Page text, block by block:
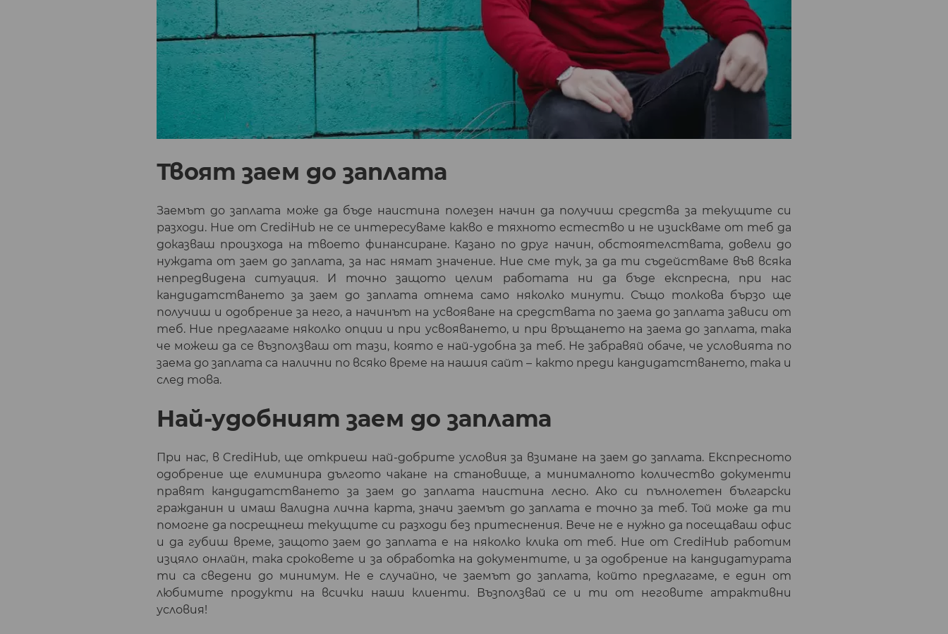
Твоят заем до заплата
Заемът до заплата може да бъде наистина полезен начин да получиш средства за текущите си
разходи. Ние от CrediHub не се интересуваме какво е тяхното естество и не изискваме от теб да
доказваш произхода на твоето финансиране. Казано по друг начин, обстоятелствата, довели до
нуждата от заем до заплата, за нас нямат значение. Ние сме тук, за да ти съдействаме във всяка
непредвидена ситуация. И точно защото целим работата ни да бъде експресна, при нас
кандидатстването за заем до заплата отнема само няколко минути. Също толкова бързо ще
получиш и одобрение за него, а начинът на усвояване на средствата по заема до заплата зависи от
теб. Ние предлагаме няколко опции и при усвояването, и при връщането на заема до заплата, така
че можеш да се възползваш от тази, която е най-удобна за теб. Не забравяй обаче, че условията по
заема до заплата са налични по всяко време на нашия сайт – както преди кандидатстването, така и
след това.
Най-удобният заем до заплата
При нас, в CrediHub, ще откриеш най-добрите условия за взимане на заем до заплата. Експресното
одобрение ще елиминира дългото чакане на становище, а минималното количество документи
правят кандидатстването за заем до заплата наистина лесно. Ако си пълнолетен български
гражданин и имаш валидна лична карта, значи заемът до заплата е точно за теб. Той може да ти
помогне да посрещнеш текущите си разходи без притеснения. Вече не е нужно да посещаваш офис
и да губиш време, защото заем до заплата е на няколко клика от теб. Ние от CrediHub работим
изцяло онлайн, така сроковете и за обработка на документите, и за одобрение на кандидатурата
ти са сведени до минимум. Не е случайно, че заемът до заплата, който предлагаме, е един от
любимите продукти на всички наши клиенти. Възползвай се и ти от неговите атрактивни
условия!